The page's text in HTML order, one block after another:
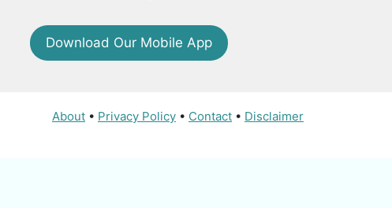
Download Our Mobile App
About • Privacy Policy • Contact • Disclaimer